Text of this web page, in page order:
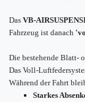
Das VB-
Fahrzeug ist danach
Die bestehende Blatt-
Das Voll-
Während der Fahrt
Starkes